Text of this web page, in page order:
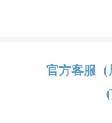
官方客服（